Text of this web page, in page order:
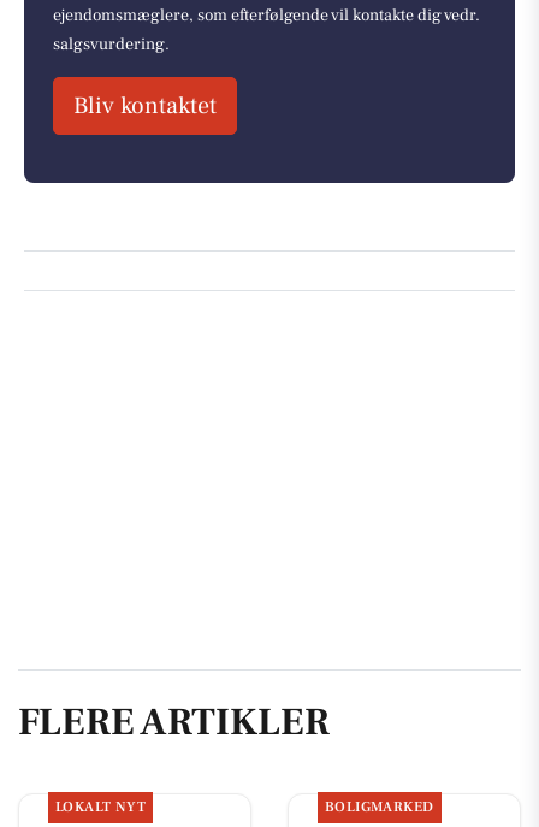
ejendomsmæglere, som efterfølgende vil kontakte dig vedr.
salgsvurdering.
Bliv kontaktet
FLERE ARTIKLER
LOKALT NYT BOLIGMARKED